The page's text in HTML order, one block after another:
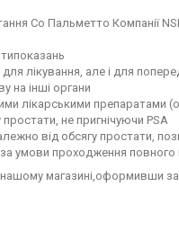
Со Пальметто Компанії
лікування, але і для
на інші органи
лікарськими препаратами
не пригнічуючи PSA
від обсягу простати,
умови проходження повного
магазині,оформивши